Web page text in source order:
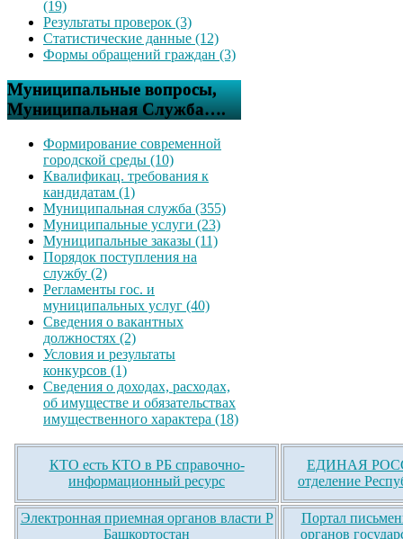
(19)
Результаты проверок (3)
Статистические данные (12)
Формы обращений граждан (3)
Муниципальные вопросы,
Муниципальная Служба….
Формирование современной
городской среды (10)
Квалификац. требования к
кандидатам (1)
Муниципальная служба (355)
Муниципальные услуги (23)
Муниципальные заказы (11)
Порядок поступления на
службу (2)
Регламенты гос. и
муниципальных услуг (40)
Сведения о вакантных
должностях (2)
Условия и результаты
конкурсов (1)
Сведения о доходах, расходах,
об имуществе и обязательствах
имущественного характера (18)
КТО есть КТО в РБ справочно-
информационный ресурс
ЕДИНАЯ
отделение
Электронная приемная органов власти Р
Башкортостан
Портал
органов